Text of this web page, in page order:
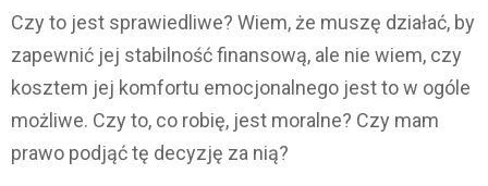
Czy to jest sprawiedliwe? Wiem, że muszę działać, by
zapewnić jej stabilność finansową, ale nie wiem, czy
kosztem jej komfortu emocjonalnego jest to w ogóle
możliwe. Czy to, co robię, jest moralne? Czy mam
prawo podjąć tę decyzję za nią?